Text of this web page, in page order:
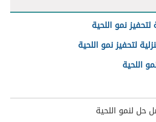
نمو اللحية
لتحفيز نمو اللحية
اللحية